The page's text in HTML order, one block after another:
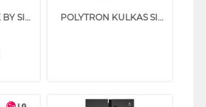
LG KULKAS SIDE BY SIDE REFRIGERATOR GCFB507PQAM POLYTRON KULKAS SIDE BY SIDE REFRIGERATOR PRS455S